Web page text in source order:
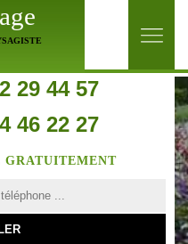
29 44 57
46 22 27
GRATUITEMENT